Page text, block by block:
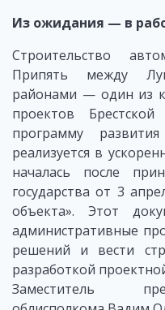
Из ожидания — в
Строительство
Припять между
районами — один из
проектов
программу
реализуется в
началась после
государства от 3
объекта». Этот
административные
решений и вести
разработкой
Заместитель